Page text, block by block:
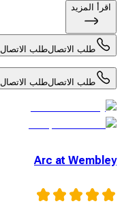
اقرأ المزيد
طلب الاتصالطلب الاتصال
طلب الاتصالطلب الاتصال
Arc at Wembley